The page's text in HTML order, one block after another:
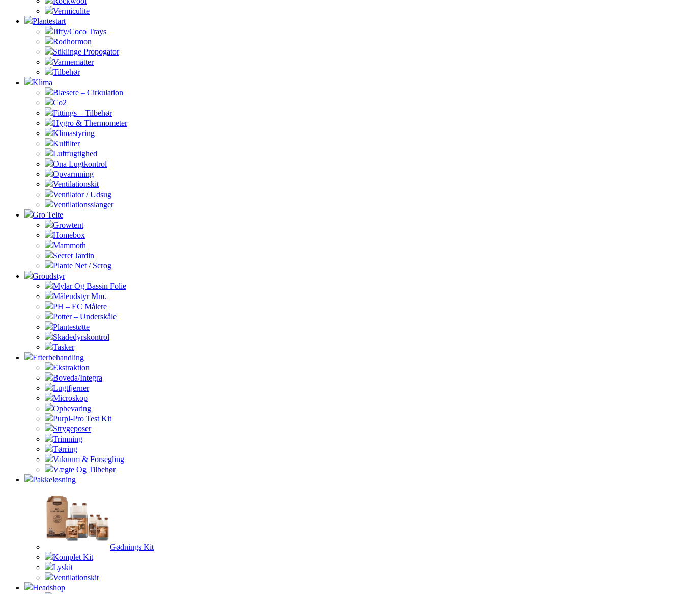
Vermiculite
Plantestart
Jiffy/Coco Trays
Rodhormon
Stiklinge Propogator
Varmemåtter
Tilbehør
Klima
Blæsere – Cirkulation
Co2
Fittings – Tilbehør
Hygro & Thermometer
Klimastyring
Kulfilter
Luftfugtighed
Ona Lugtkontrol
Opvarmning
Ventilationskit
Ventilator / Udsug
Ventilationsslanger
Gro Telte
Growtent
Homebox
Mammoth
Secret Jardin
Plante Net / Scrog
Groudstyr
Mylar Og Bassin Folie
Måleudstyr Mm.
PH – EC Målere
Potter – Underskåle
Plantestøtte
Skadedyrskontrol
Tasker
Efterbehandling
Ekstraktion
Boveda/Integra
Lugtfjerner
Microskop
Opbevaring
Purpl-Pro Test Kit
Strygeposer
Trimning
Tørring
Vakuum & Forsegling
Vægte Og Tilbehør
Pakkeløsning
Gødnings Kit
Komplet Kit
Lyskit
Ventilationskit
Headshop